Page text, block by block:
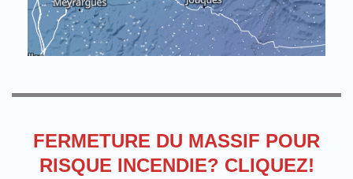
FERMETURE DU MASSIF POUR
RISQUE INCENDIE? CLIQUEZ!